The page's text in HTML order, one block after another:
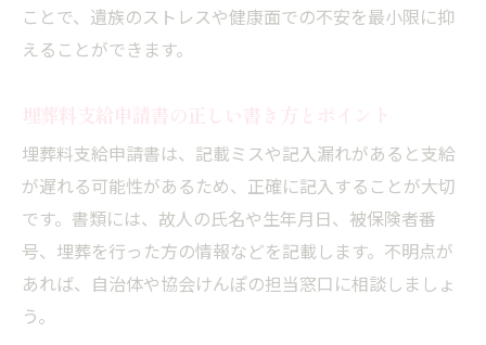
ことで、遺族のストレスや健康面での不安を最小限に抑
えることができます。
埋葬料支給申請書は、記載ミスや記入漏れがあると支給
が遅れる可能性があるため、正確に記入することが大切
です。書類には、故人の氏名や生年月日、被保険者番
号、埋葬を行った方の情報などを記載します。不明点が
あれば、自治体や協会けんぽの担当窓口に相談しましょ
う。